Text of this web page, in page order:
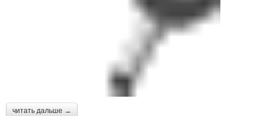
читать дальше →